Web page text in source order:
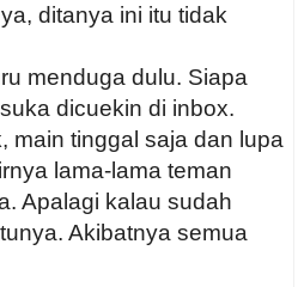
ditanya ini itu tidak
menduga dulu. Siapa
dicuekin di inbox.
main tinggal saja dan lupa
lama-lama teman
Apalagi kalau sudah
Akibatnya semua